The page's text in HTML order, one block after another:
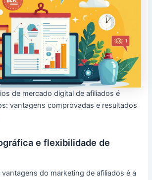
de mercado digital de afiliados é
vantagens comprovadas e resultados
e flexibilidade de
do marketing de afiliados é a